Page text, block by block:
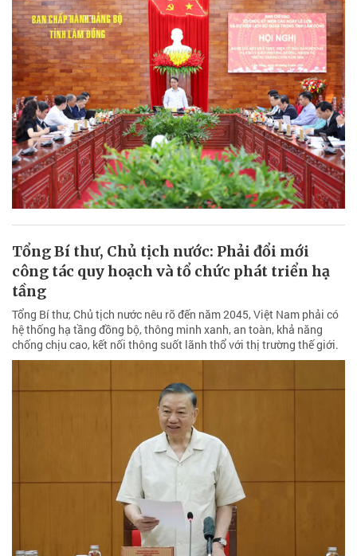
Tổng Bí thư, Chủ tịch nước: Phải đổi mới
công tác quy hoạch và tổ chức phát triển hạ
tầng
Tổng Bí thư, Chủ tịch nước nêu rõ đến năm 2045, Việt Nam phải có
hệ thống hạ tầng đồng bộ, thông minh xanh, an toàn, khả năng
chống chịu cao, kết nối thông suốt lãnh thổ với thị trường thế giới.